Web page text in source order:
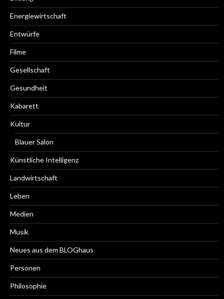
Energiewirtschaft
Entwürfe
Filme
Gesellschaft
Gesundheit
Kabarett
Kultur
Blauer Salon
Künstliche Intelligenz
Landwirtschaft
Leben
Medien
Musik
Neues aus dem BLOGhaus
Personen
Philosophie